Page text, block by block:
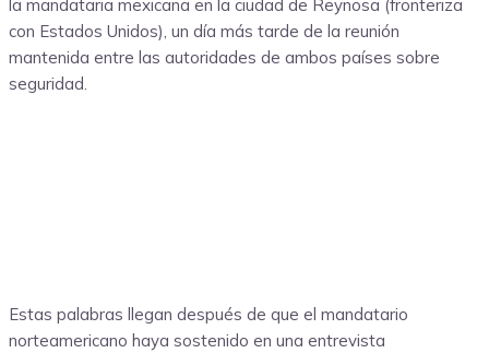
la mandataria mexicana en la ciudad de Reynosa (fronteriza
con Estados Unidos), un día más tarde de la reunión
mantenida entre las autoridades de ambos países sobre
seguridad.
Estas palabras llegan después de que el mandatario
norteamericano haya sostenido en una entrevista